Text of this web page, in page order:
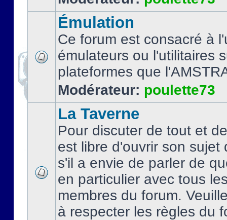
Émulation
Ce forum est consacré à
émulateurs ou l'utilitaires
plateformes que
Modérateur: poulette73
La Taverne
Pour discuter de tout et
est libre d'ouvrir son sujet
s'il a envie de parler de
en particulier avec tous
membres du forum.
à respecter les règles du